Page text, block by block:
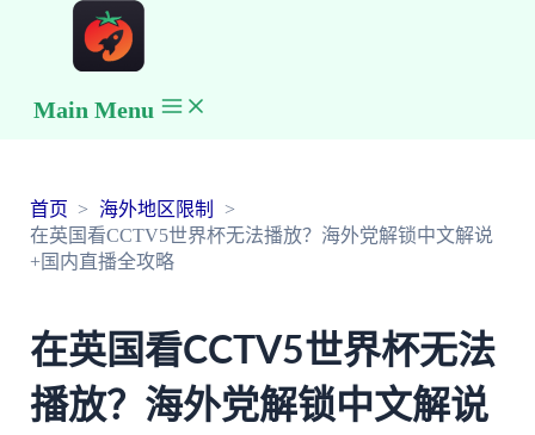
Main Menu
首页
海外地区限制
在英国看CCTV5世界杯无法播放？海外党解锁中文解说
+国内直播全攻略
在英国看CCTV5世界杯无法
播放？海外党解锁中文解说